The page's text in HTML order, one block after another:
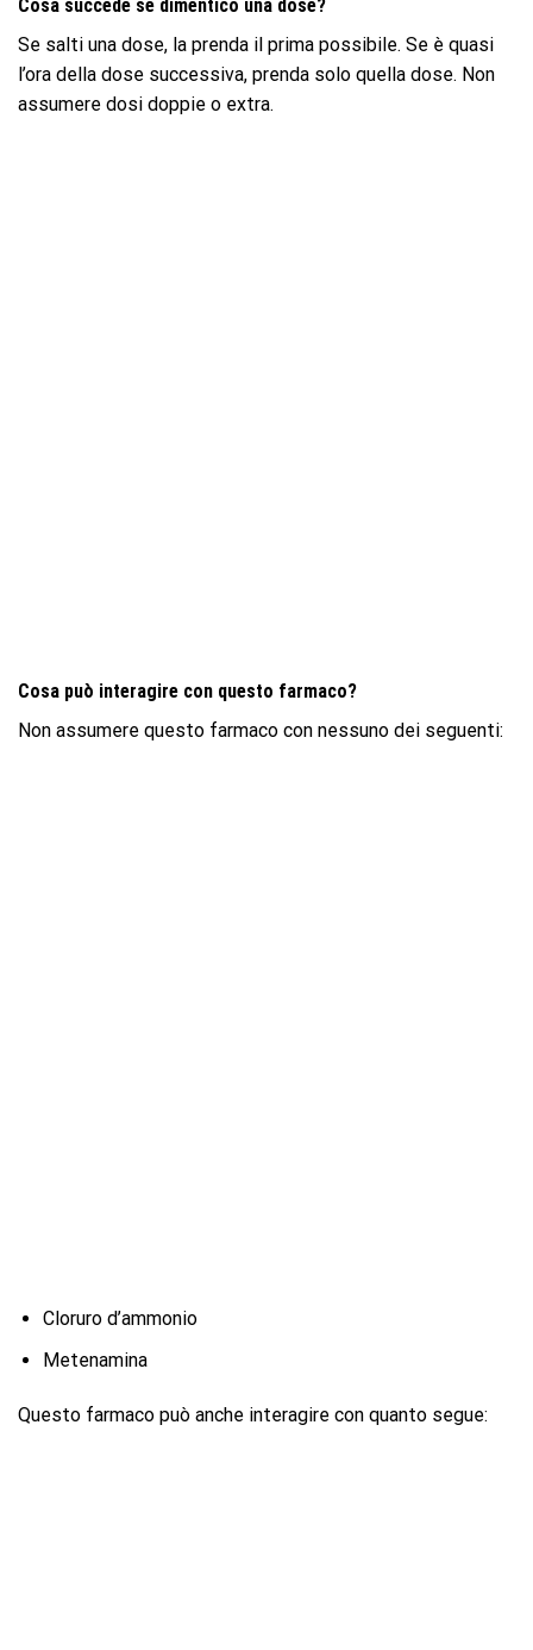
Cosa succede se dimentico una dose?
Se salti una dose, la prenda il prima possibile. Se è quasi
l’ora della dose successiva, prenda solo quella dose. Non
assumere dosi doppie o extra.
Cosa può interagire con questo farmaco?
Non assumere questo farmaco con nessuno dei seguenti:
Cloruro d’ammonio
Metenamina
Questo farmaco può anche interagire con quanto segue: